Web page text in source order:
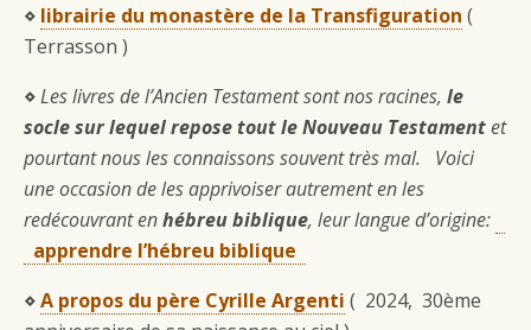
⋄ librairie du monastère de la Transfiguration (
Terrasson )
⋄Les livres de l’Ancien Testament sont nos racines, le
socle sur lequel repose tout le Nouveau Testamentet
pourtant nous les connaissons souvent très mal.
Voici
une occasion de les apprivoiser autrement en les
redécouvrant enhébreu biblique, leur langue d’origine:
apprendre l’hébreu biblique
⋄A propos du père Cyrille Argenti ( 2024, 30ème